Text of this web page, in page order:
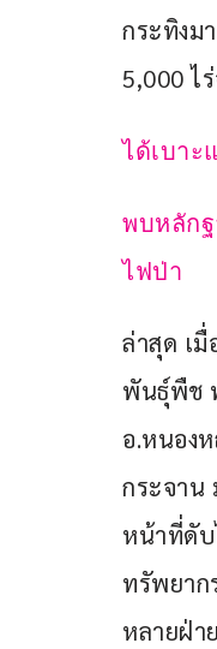
กระทิงม
5,000 ไ
ได้เบา
พบหลัก
ไฟป่า
ล่าสุด เ
พันธ์ุพืช
อ.หนอง
กระจาน
หน้าที่ดับ
ทรัพยาก
หลายฝ่า